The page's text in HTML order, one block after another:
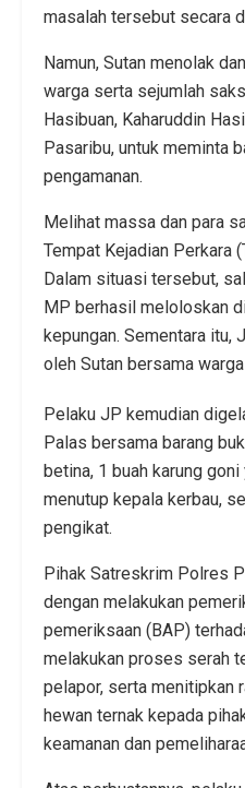
masalah tersebut secara
Namun, Sutan menolak
warga serta sejumlah
Hasibuan, Kaharuddin
Pasaribu, untuk meminta
pengamanan.
Melihat massa dan para
Tempat Kejadian Perkara
Dalam situasi tersebut,
MP berhasil meloloskan
kepungan. Sementara itu,
oleh Sutan bersama
Pelaku JP kemudian
Palas bersama barang
betina, 1 buah karung
menutup kepala kerbau,
pengikat.
Pihak Satreskrim Polres
dengan melakukan
pemeriksaan (BAP)
melakukan proses serah
pelapor, serta menitipkan
hewan ternak kepada
keamanan dan